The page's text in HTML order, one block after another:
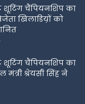
शूटिंग चैंपियनशिप का
खिलाडिय़ों को
शूटिंग चैंपियनशिप का
श्रेयसी सिंह ने